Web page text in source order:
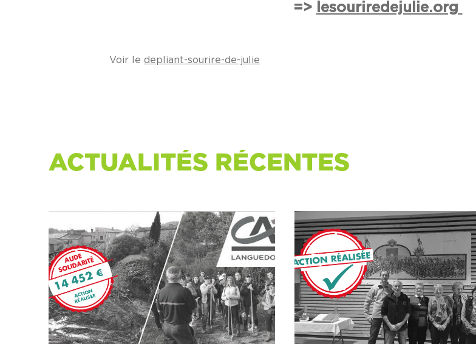
=> lesouriredejulie.org
Voir le depliant-sourire-de-julie
ACTUALITÉS RÉCENTES